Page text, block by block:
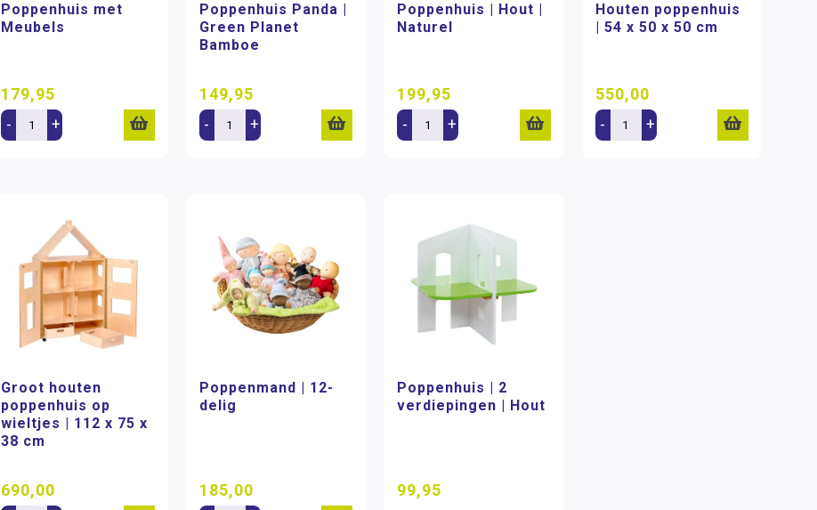
Poppenhuis met
Meubels
179,95
- +
Poppenhuis Panda |
Green Planet
Bamboe
149,95
- +
Poppenhuis | Hout |
Naturel
199,95
- +
Houten poppenhuis
| 54 x 50 x 50 cm
550,00
- +
Groot houten
poppenhuis op
wieltjes | 112 x 75 x
38 cm
690,00
Poppenmand | 12-
delig
185,00
Poppenhuis | 2
verdiepingen | Hout
99,95